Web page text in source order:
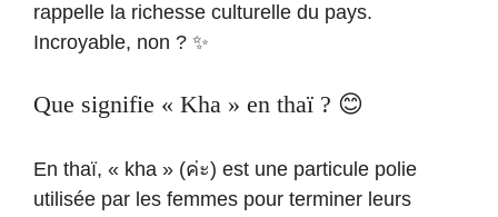
rappelle la richesse culturelle du pays.
Incroyable, non ? ✨
Que signifie « Kha » en thaï ? 😊
En thaï, « kha » (ค่ะ) est une particule polie
utilisée par les femmes pour terminer leurs